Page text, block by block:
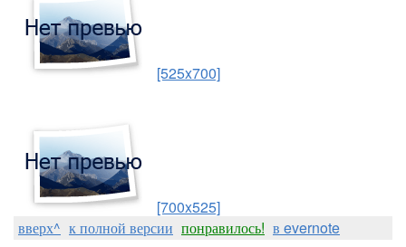
[525x700]
[700x525]
вверх^ к полной версии понравилось! в evernote